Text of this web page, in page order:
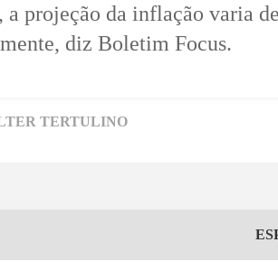
a projeção da inflação varia
diz Boletim Focus.
TERTULINO